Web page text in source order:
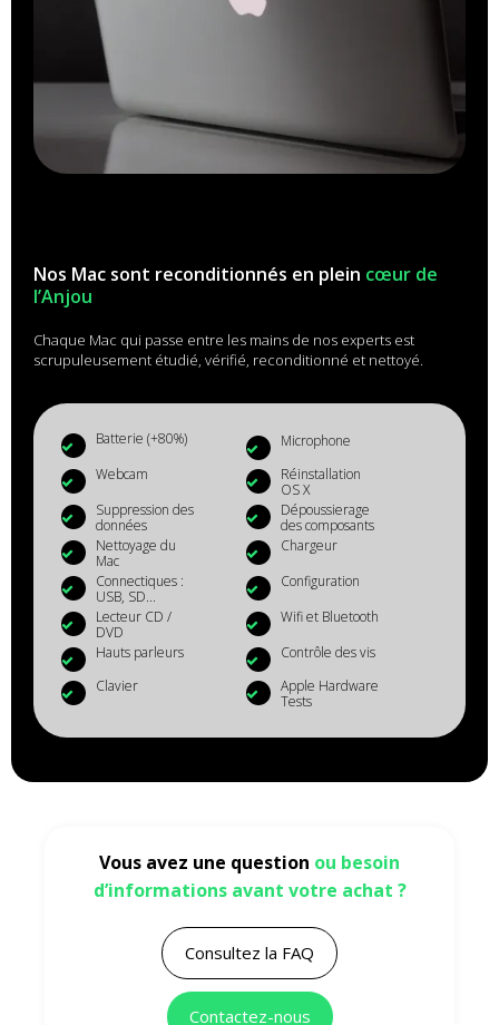
Nos Mac sont reconditionnés en plein cœur de
l’Anjou
Chaque Mac qui passe entre les mains de nos experts est
scrupuleusement étudié, vérifié, reconditionné et nettoyé.
Batterie (+80%)
Microphone
Webcam
Réinstallation
OS X
Suppression des
données
Dépoussierage
des composants
Nettoyage du
Mac
Chargeur
Connectiques :
USB, SD...
Configuration
Lecteur CD /
DVD
Wifi et Bluetooth
Hauts parleurs
Contrôle des vis
Clavier
Apple Hardware
Tests
Vous avez une question ou besoin
d’informations avant votre achat ?
Consultez la FAQ
Contactez-nous